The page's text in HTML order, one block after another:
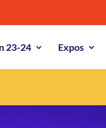
23-24 Expos